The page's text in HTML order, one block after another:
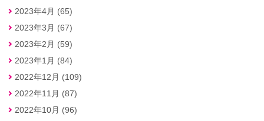
2023年4月 (65)
2023年3月 (67)
2023年2月 (59)
2023年1月 (84)
2022年12月 (109)
2022年11月 (87)
2022年10月 (96)